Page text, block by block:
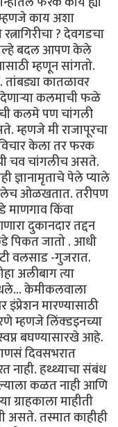
म्हणजे काय अशा
? देवगडचा
बदल आपण केले
म्हणून सांगतो.
तांबड्या कातळावर
देणार्‍या कलमाची फळे
कलमे पण चांगली
म्हणजे मी राजापूरचा
केला तर फरक
चव चांगलीच असते.
ज्ञानामृताचे पेले प्याले
ओळखतात. तरीपण
माणगाव किंवा
दुकानदार तद्दन
पिकत जातो . आधी
वलसाड -गुजरात.
अलीबाग त्या
केमीकलवाला
मारण्यासाठी
म्हणजे लिंक्डइनच्या
बघण्यासारखे आहे.
दिवसभरात
नाही. हथ्थ्याचा संबंध
कळत नाही आणि
माहीती
असते. तस्मात काहीही